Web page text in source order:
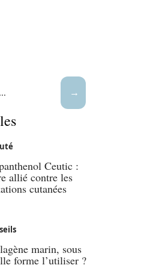
Ceutic :
allié contre les
cutanées
marin, sous
forme l’utiliser ?